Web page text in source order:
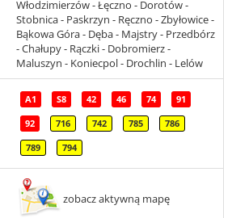
Włodzimierzów - Łęczno - Dorotów -
Stobnica - Paskrzyn - Ręczno - Zbyłowice -
Bąkowa Góra - Dęba - Majstry - Przedbórz
- Chałupy - Rączki - Dobromierz -
Maluszyn - Koniecpol - Drochlin - Lelów
A1 S8 42 46 74 91
92 716 742 785 786
789 794
zobacz aktywną mapę